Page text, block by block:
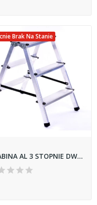
Brak Na Stanie
DRABINA AL 3 STOPNIE DWUSTRONNA